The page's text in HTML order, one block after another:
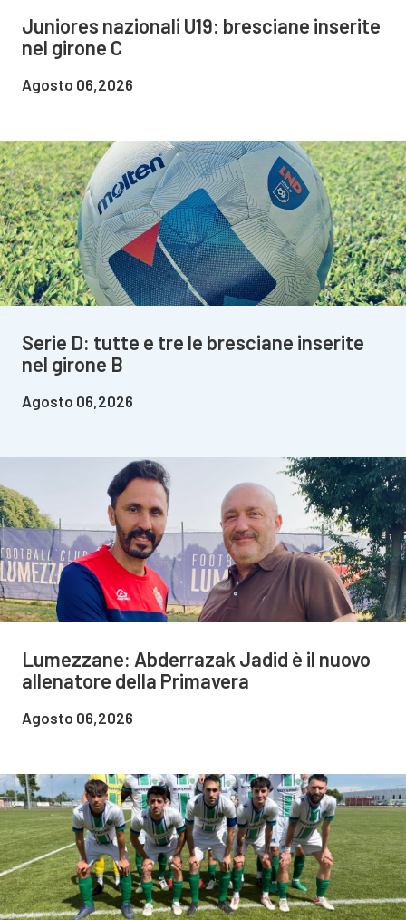
Juniores nazionali U19: bresciane inserite
nel girone C
Agosto 06,2026
Serie D: tutte e tre le bresciane inserite
nel girone B
Agosto 06,2026
Lumezzane: Abderrazak Jadid è il nuovo
allenatore della Primavera
Agosto 06,2026